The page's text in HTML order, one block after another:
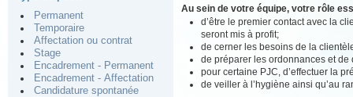
Permanent
Temporaire
Affectation ou contrat
Stage
Encadrement - Permanent
Encadrement - Affectation
Candidature spontanée
Au sein de votre équipe, votre rôle
d’être le premier contact avec la
seront mis à profit;
de cerner les besoins de la
de préparer les ordonnances et
pour certaine PJC, d’effectuer la
de veiller à l’hygiène ainsi qu’au